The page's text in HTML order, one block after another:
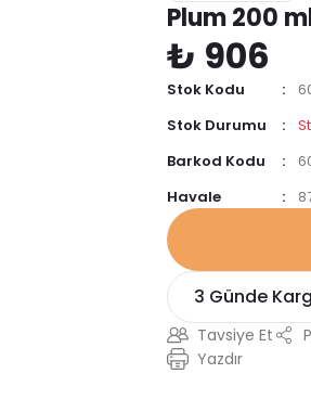
Plum 200
₺ 906
Stok Kodu
Stok Durumu
Barkod Kodu
Havale
3 Günde
Tavsiye Et
Yazdır